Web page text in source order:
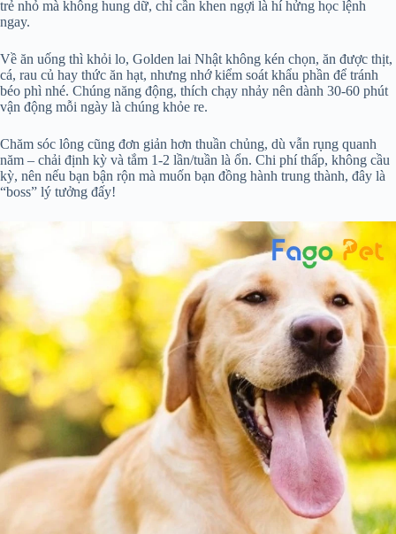
trẻ nhỏ mà không hung dữ, chỉ cần khen ngợi là hí hửng học lệnh
ngay.
Về ăn uống thì khỏi lo, Golden lai Nhật không kén chọn, ăn được thịt,
cá, rau củ hay thức ăn hạt, nhưng nhớ kiểm soát khẩu phần để tránh
béo phì nhé. Chúng năng động, thích chạy nhảy nên dành 30-60 phút
vận động mỗi ngày là chúng khỏe re.
Chăm sóc lông cũng đơn giản hơn thuần chủng, dù vẫn rụng quanh
năm – chải định kỳ và tắm 1-2 lần/tuần là ổn. Chi phí thấp, không cầu
kỳ, nên nếu bạn bận rộn mà muốn bạn đồng hành trung thành, đây là
“boss” lý tưởng đấy!